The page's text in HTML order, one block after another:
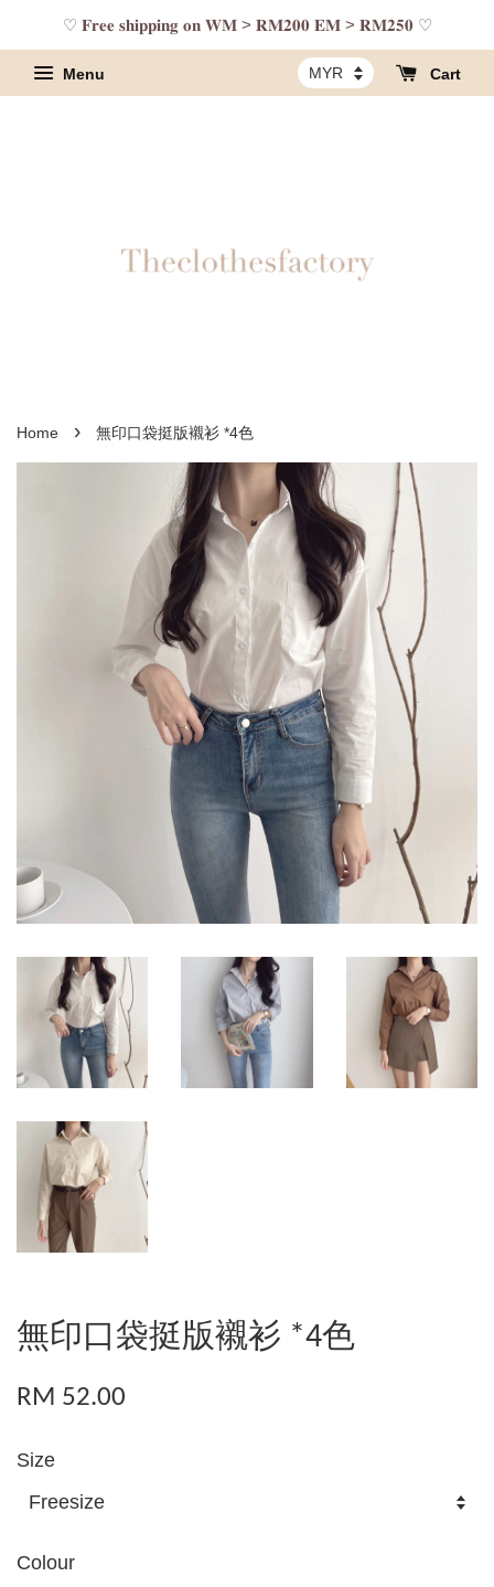
♡ 𝐅𝐫𝐞𝐞 𝐬𝐡𝐢𝐩𝐩𝐢𝐧𝐠 𝐨𝐧 𝐖𝐌 > 𝐑𝐌𝟐𝟎𝟎 𝐄𝐌 > 𝐑𝐌𝟐𝟓𝟎 ♡
Menu Cart
Home › 無印口袋挺版襯衫 *4色
無印口袋挺版襯衫 *4色
RM 52.00
Size
Colour